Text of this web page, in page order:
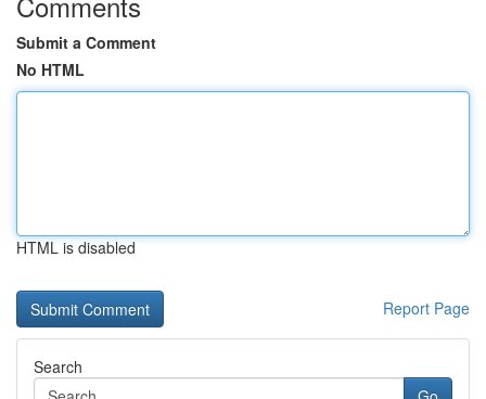
Submit a Comment
No HTML
HTML is disabled
Report Page
Search